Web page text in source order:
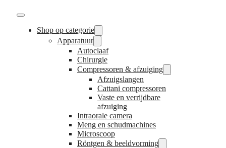
Shop op categorie
Apparatuur
Autoclaaf
Chirurgie
Compressoren & afzuiging
Afzuigslangen
Cattani compressoren
Vaste en verrijdbare
afzuiging
Intraorale camera
Meng en schudmachines
Microscoop
Röntgen & beeldvorming